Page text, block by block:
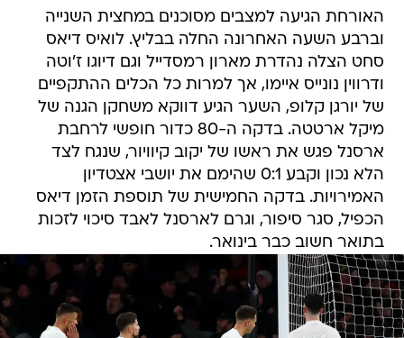
האורחת הגיעה למצבים מסוכנים במחצית השנייה
וברבע השעה האחרונה החלה בבליץ. לואיס דיאס
סחט הצלה נהדרת מארון רמסדייל וגם דיוגו ז'וטה
ודרווין נונייס איימו, אך למרות כל הכלים ההתקפיים
של יורגן קלופ, השער הגיע דווקא משחקן הגנה של
מיקל ארטטה. בדקה ה-80 כדור חופשי לרחבת
ארסנל פגש את ראשו של יקוב קיוויור, שנגח לצד
הלא נכון וקבע 0:1 שהימם את יושבי אצטדיון
האמירויות. בדקה החמישית של תוספת הזמן דיאס
הכפיל, סגר סיפור, וגרם לארסנל לאבד סיכוי לזכות
בתואר חשוב כבר בינואר.